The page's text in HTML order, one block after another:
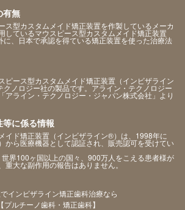
有無
ス型カスタムメイド矯正装置を作製しているメーカ
しているマウスピース型カスタムメイド矯正装置
に、日本で承認を得ている矯正装置を使った治療法
ピース型カスタムメイド矯正装置（インビザライン
ノロジー社の製品です。アライン・テクノロジー
アライン・テクノロジー・ジャパン株式会社」より
に係る情報
イド矯正装置（インビザライン®）は、1998年に
から医療機器として認証され、販売認可を受けてい
界100ヶ国以上の国々、900万人をこえる患者様が
重大な副作用の報告はありません。
インビザライン矯正歯科治療なら
【プルチーノ歯科・矯正歯科】